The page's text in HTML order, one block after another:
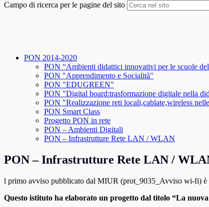
Campo di ricerca per le pagine del sito
PON 2014-2020
PON “Ambienti didattici innovativi per le scuole
PON "Apprendimento e Socialità"
PON "EDUGREEN"
PON "Digital board:trasformazione digitale nella
PON "Realizzazione reti locali,cablate,wireless
PON Smart Class
Progetto PON in rete
PON – Ambienti Digitali
PON – Infrastrutture Rete LAN / WLAN
PON – Infrastrutture Rete LAN /
l primo avviso pubblicato dal MIUR (prot_9035_Avviso wi-fi) è
Questo istituto ha elaborato un progetto dal titolo “La